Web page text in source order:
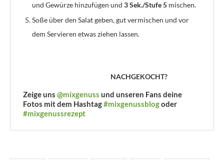
und Gewürze hinzufügen und 3 Sek./Stufe 5 mischen.
Soße über den Salat geben, gut vermischen und vor
dem Servieren etwas ziehen lassen.
NACHGEKOCHT?
Zeige uns @mixgenuss und unseren Fans deine
Fotos mit dem Hashtag#mixgenussblogoder
#mixgenussrezept